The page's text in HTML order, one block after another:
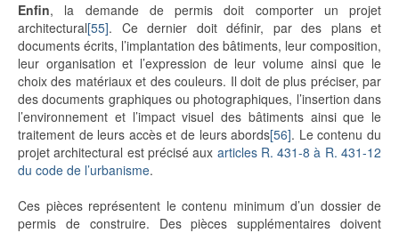
Enfin, la demande de permis doit comporter un projet
architectural[55]. Ce dernier doit définir, par des plans et
documents écrits, l’implantation des bâtiments, leur composition,
leur organisation et l’expression de leur volume ainsi que le
choix des matériaux et des couleurs. Il doit de plus préciser, par
des documents graphiques ou photographiques, l’insertion dans
l’environnement et l’impact visuel des bâtiments ainsi que le
traitement de leurs accès et de leurs abords[56]. Le contenu du
projet architectural est précisé aux articles R. 431-8 à R. 431-12
du code de l’urbanisme.
Ces pièces représentent le contenu minimum d’un dossier de
permis de construire. Des pièces supplémentaires doivent